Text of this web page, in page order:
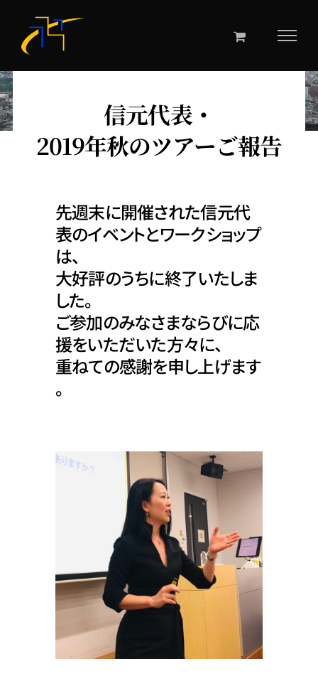
content
信元代表・
2019年秋のツアーご報告
先週末に開催された信元代
表のイベントとワークショップ
は、
大好評のうちに終了いたしま
した。
ご参加のみなさまならびに応
援をいただいた方々に、
重ねての感謝を申し上げます
。